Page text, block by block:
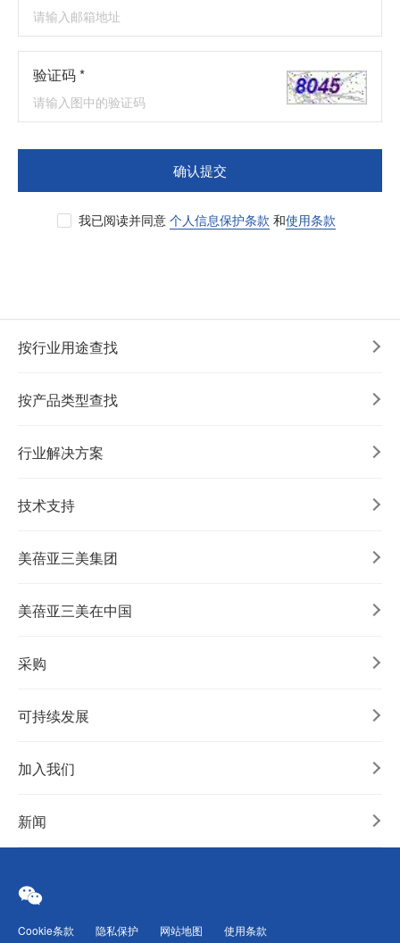
验证码 *
确认提交
我已阅读并同意 个人信息保护条款 和使用条款
按行业用途查找
按产品类型查找
行业解决方案
技术支持
美蓓亚三美集团
美蓓亚三美在中国
采购
可持续发展
加入我们
新闻
Cookie条款 隐私保护 网站地图 使用条款